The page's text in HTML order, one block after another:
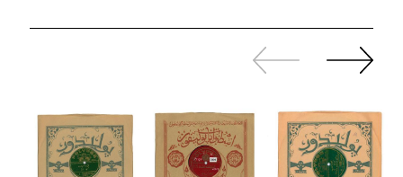
Zurück
sliden
Weiter
sliden